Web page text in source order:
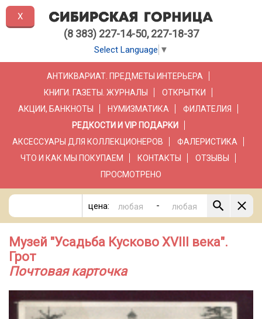
(8 383) 227-14-50, 227-18-37
Select Language ▼
АНТИКВАРИАТ. ПРЕДМЕТЫ ИНТЕРЬЕРА
КНИГИ. ГАЗЕТЫ. ЖУРНАЛЫ
ОТКРЫТКИ
АКЦИИ, БАНКНОТЫ
НУМИЗМАТИКА
ФИЛАТЕЛИЯ
РЕДКОСТИ И VIP ПОДАРКИ
АКСЕССУАРЫ ДЛЯ КОЛЛЕКЦИОНЕРОВ
ФАЛЕРИСТИКА
ЧТО И КАК МЫ ПОКУПАЕМ
КОНТАКТЫ
ОТЗЫВЫ
ПРОСМОТРЕНО
цена: -
Музей "Усадьба Кусково XVIII века".
Грот
Почтовая карточка
X